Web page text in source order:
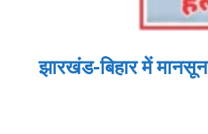
झारखंड-बिहार में